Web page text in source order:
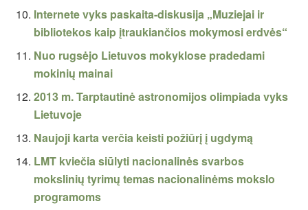
Internete vyks paskaita-diskusija „Muziejai ir
bibliotekos kaip įtraukiančios mokymosi erdvės“
Nuo rugsėjo Lietuvos mokyklose pradedami
mokinių mainai
2013 m. Tarptautinė astronomijos olimpiada vyks
Lietuvoje
Naujoji karta verčia keisti požiūrį į ugdymą
LMT kviečia siūlyti nacionalinės svarbos
mokslinių tyrimų temas nacionalinėms mokslo
programoms